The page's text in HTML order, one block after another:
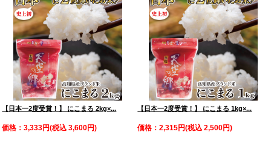
【日本一2度受賞！】 にこまる 2kg×...
価格：3,333円(税込 3,600円)
【日本一2度受賞！】 にこまる 1kg×...
価格：2,315円(税込 2,500円)